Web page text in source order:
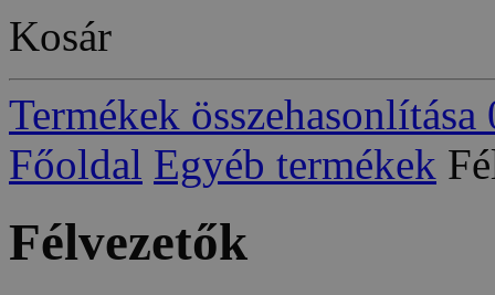
Kosár
Termékek összehasonlítása
Főoldal Egyéb termékek
Félvezetők